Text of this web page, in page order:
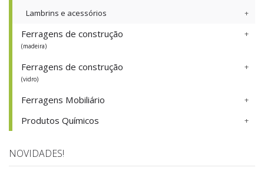
Lambrins e acessórios
Ferragens de construção
(madeira)
Ferragens de construção
(vidro)
Ferragens Mobiliário
Produtos Químicos
NOVIDADES!